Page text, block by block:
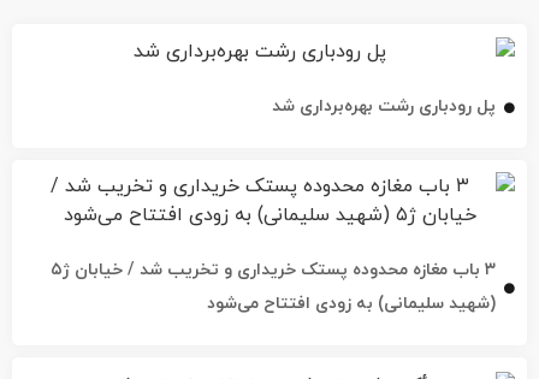
پل رودباری رشت بهره‌برداری شد
۳ باب مغازه محدوده پستک خریداری و تخریب شد / خیابان ژ۵
(شهید سلیمانی) به زودی افتتاح می‌شود